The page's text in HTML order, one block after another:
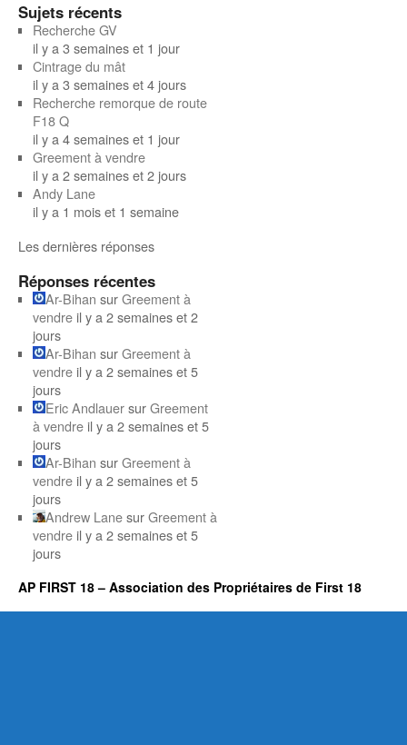
Sujets récents
Recherche GV
il y a 3 semaines et 1 jour
Cintrage du mât
il y a 3 semaines et 4 jours
Recherche remorque de route
F18 Q
il y a 4 semaines et 1 jour
Greement à vendre
il y a 2 semaines et 2 jours
Andy Lane
il y a 1 mois et 1 semaine
Les dernières réponses
Réponses récentes
Ar-Bihan surGreement à
vendre il y a 2 semaines et 2
jours
Ar-Bihan surGreement à
vendre il y a 2 semaines et 5
jours
Eric AndlauersurGreement
à vendre il y a 2 semaines et 5
jours
Ar-Bihan surGreement à
vendre il y a 2 semaines et 5
jours
Andrew LanesurGreement à
vendre il y a 2 semaines et 5
jours
AP FIRST 18 – Association des Propriétaires de First 18